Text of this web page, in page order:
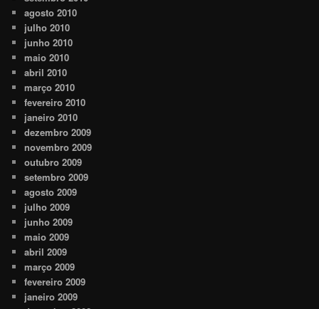
agosto 2010
julho 2010
junho 2010
maio 2010
abril 2010
março 2010
fevereiro 2010
janeiro 2010
dezembro 2009
novembro 2009
outubro 2009
setembro 2009
agosto 2009
julho 2009
junho 2009
maio 2009
abril 2009
março 2009
fevereiro 2009
janeiro 2009